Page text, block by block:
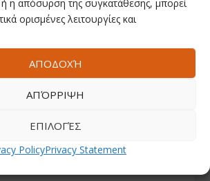
η απόσυρση της συγκατάθεσης, μπορεί
ορισμένες λειτουργίες και
ΑΠΟΔΟΧΉ
ΑΠΌΡΡΙΨΗ
ΕΠΙΛΟΓΈΣ
PolicyPrivacy Statement
ΜΑΣ